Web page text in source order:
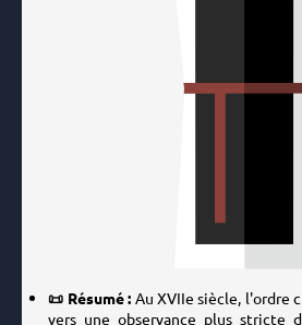
📜 Résumé : Au XVIIe siècle, l'ordre
vers une observance plus stricte